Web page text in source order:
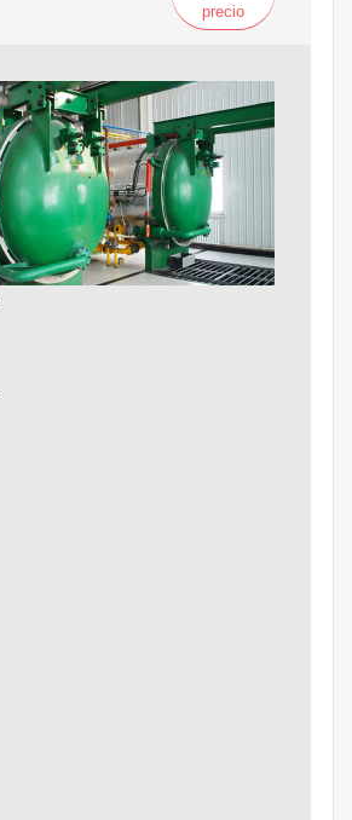
precio